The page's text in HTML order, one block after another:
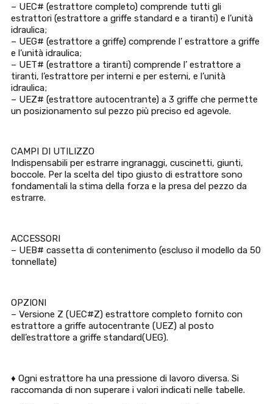
– UEC# (estrattore completo) comprende tutti gli
estrattori (estrattore a griffe standard e a tiranti) e l’unità
idraulica;
– UEG# (estrattore a griffe) comprende l’ estrattore a griffe
e l’unità idraulica;
– UET# (estrattore a tiranti) comprende l’ estrattore a
tiranti, l’estrattore per interni e per esterni, e l’unità
idraulica;
– UEZ# (estrattore autocentrante) a 3 griffe che permette
un posizionamento sul pezzo più preciso ed agevole.
CAMPI DI UTILIZZO
Indispensabili per estrarre ingranaggi, cuscinetti, giunti,
boccole. Per la scelta del tipo giusto di estrattore sono
fondamentali la stima della forza e la presa del pezzo da
estrarre.
ACCESSORI
– UEB# cassetta di contenimento (escluso il modello da 50
tonnellate)
OPZIONI
– Versione Z (UEC#Z) estrattore completo fornito con
estrattore a griffe autocentrante (UEZ) al posto
dell’estrattore a griffe standard(UEG).
♦ Ogni estrattore ha una pressione di lavoro diversa. Si
raccomanda di non superare i valori indicati nelle tabelle.